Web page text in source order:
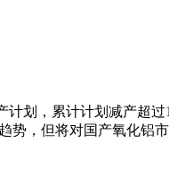
划，累计计划减产超
，但将对国产氧化铝市